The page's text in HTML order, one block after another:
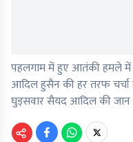
पहलगाम में हुए आतंकी हमले
आदिल हुसैन की हर तरफ चर्चा
घुड़सवार सैयद आदिल की जान